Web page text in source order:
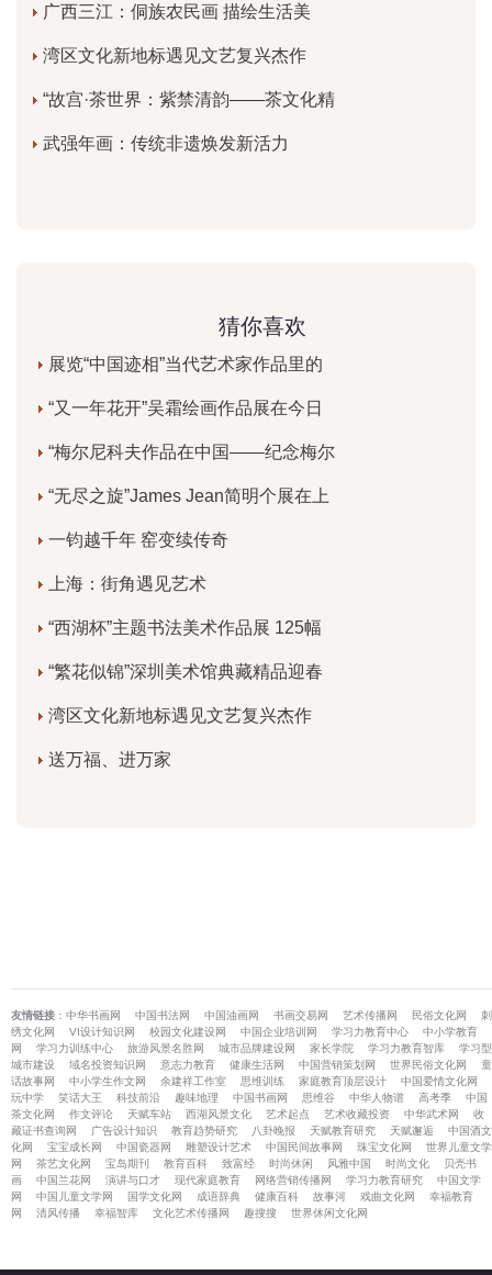
广西三江：侗族农民画 描绘生活美
湾区文化新地标遇见文艺复兴杰作
“故宫·茶世界：紫禁清韵——茶文化精
武强年画：传统非遗焕发新活力
猜你喜欢
展览“中国迹相”当代艺术家作品里的
“又一年花开”吴霜绘画作品展在今日
“梅尔尼科夫作品在中国——纪念梅尔
“无尽之旋”James Jean简明个展在上
一钧越千年 窑变续传奇
上海：街角遇见艺术
“西湖杯”主题书法美术作品展 125幅
“繁花似锦”深圳美术馆典藏精品迎春
湾区文化新地标遇见文艺复兴杰作
送万福、进万家
友情链接 ： 中华书画网 中国书法网 中国油画网 书画交易网 艺术传播网 民俗文化网
刺
绣文化网
VI设计知识网 校园文化建设网 中国企业培训网 学习力教育中心
中小学教育
网
学习力训练中心 旅游风景名胜网 城市品牌建设网 家长学院 学习力教育智库
学习型
城市建设
域名投资知识网 意志力教育 健康生活网 中国营销策划网 世界民俗文化网
童
话故事网
中小学生作文网 余建祥工作室 思维训练 家庭教育顶层设计
中国爱情文化网
玩中学
笑话大王 科技前沿 趣味地理 中国书画网 思维谷 中华人物谱 高考季
中国
茶文化网
作文评论 天赋车站 西湖风景文化 艺术起点 艺术收藏投资 中华武术网
收
藏证书查询网
广告设计知识 教育趋势研究 八卦晚报 天赋教育研究 天赋邂逅
中国酒文
化网
宝宝成长网 中国瓷器网 雕塑设计艺术 中国民间故事网 珠宝文化网
世界儿童文学
网
茶艺文化网 宝岛期刊 教育百科 致富经 时尚休闲 风雅中国 时尚文化
贝壳书
画
中国兰花网 演讲与口才 现代家庭教育 网络营销传播网 学习力教育研究
中国文学
网
中国儿童文学网 国学文化网 成语辞典 健康百科 故事河 戏曲文化网
幸福教育
网
清风传播 幸福智库 文化艺术传播网 趣搜搜 世界休闲文化网